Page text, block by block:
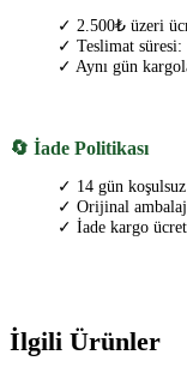
✓ 2.500₺ üzeri
✓ Teslimat süresi:
✓ Aynı gün
🔄 İade Politikası
✓ 14 gün
✓ Orijinal
✓ İade kargo
İlgili Ürünler